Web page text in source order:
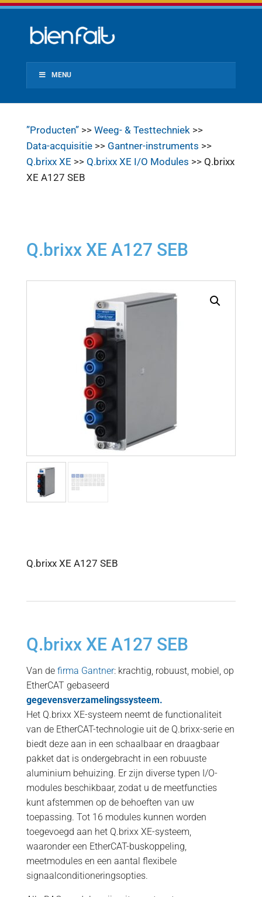
MENU
”Producten”>> Weeg- & Testtechniek>>
Data-acquisitie>> Gantner-instruments >>
Q.brixx XE >> Q.brixx XE I/O Modules >> Q.brixx
XE A127 SEB
Q.brixx XE A127 SEB
Q.brixx XE A127 SEB
Q.brixx XE A127 SEB
Van de firma Gantner: krachtig, robuust, mobiel, op
EtherCAT gebaseerd
gegevensverzamelingssysteem.
Het Q.brixx XE-systeem neemt de functionaliteit
van de EtherCAT-technologie uit de Q.brixx-serie en
biedt deze aan in een schaalbaar en draagbaar
pakket dat is ondergebracht in een robuuste
aluminium behuizing. Er zijn diverse typen I/O-
modules beschikbaar, zodat u de meetfuncties
kunt afstemmen op de behoeften van uw
toepassing. Tot 16 modules kunnen worden
toegevoegd aan het Q.brixx XE-systeem,
waaronder een EtherCAT-buskoppeling,
meetmodules en een aantal flexibele
signaalconditioneringsopties.